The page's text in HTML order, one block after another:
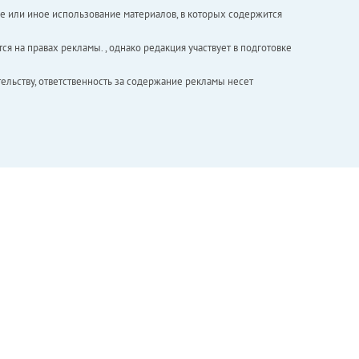
иное использование материалов, в которых содержится
правах рекламы. , однако редакция участвует в подготовке
ответственность за содержание рекламы несет